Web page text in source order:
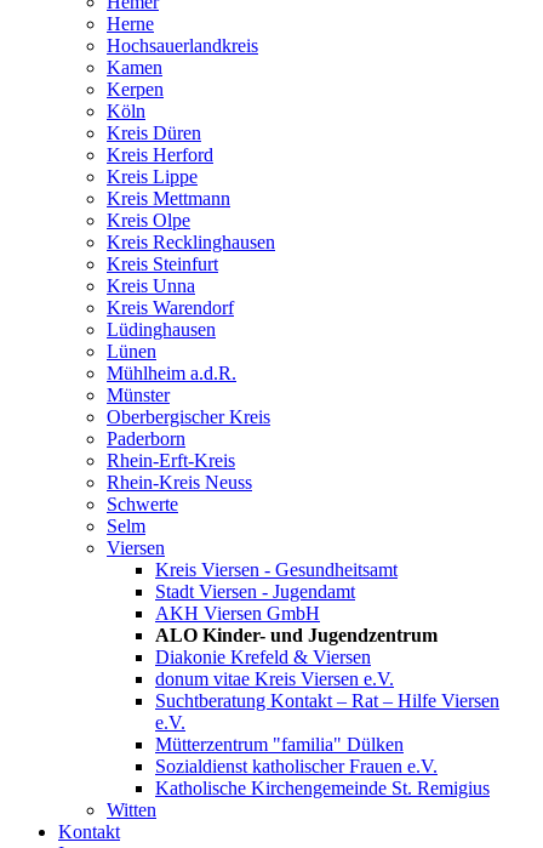
Herne
Hochsauerlandkreis
Kamen
Kerpen
Köln
Kreis Düren
Kreis Herford
Kreis Lippe
Kreis Mettmann
Kreis Olpe
Kreis Recklinghausen
Kreis Steinfurt
Kreis Unna
Kreis Warendorf
Lüdinghausen
Lünen
Mühlheim a.d.R.
Münster
Oberbergischer Kreis
Paderborn
Rhein-Erft-Kreis
Rhein-Kreis Neuss
Schwerte
Selm
Viersen
Kreis Viersen - Gesundheitsamt
Stadt Viersen - Jugendamt
AKH Viersen GmbH
ALO Kinder- und Jugendzentrum
Diakonie Krefeld & Viersen
donum vitae Kreis Viersen e.V.
Suchtberatung Kontakt – Rat – Hilfe Viersen
e.V.
Mütterzentrum "familia" Dülken
Sozialdienst katholischer Frauen e.V.
Katholische Kirchengemeinde St. Remigius
Witten
Kontakt